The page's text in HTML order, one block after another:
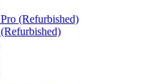
(Refurbished)